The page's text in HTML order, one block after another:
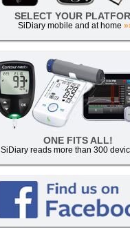
SELECT YOUR
SiDiary mobile and at home
ONE FITS ALL!
SiDiary reads more than 300